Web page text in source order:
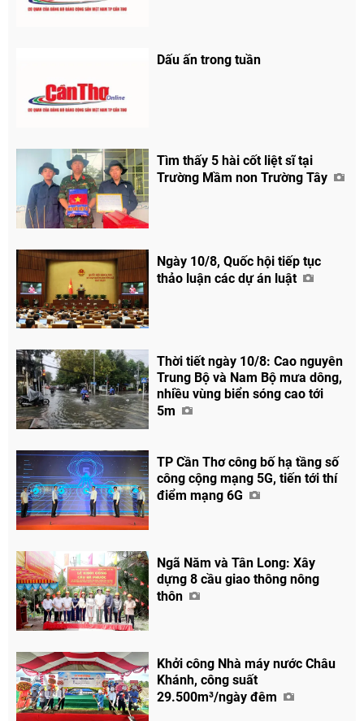
Dấu ấn trong tuần
Tìm thấy 5 hài cốt liệt sĩ tại
Trường Mầm non Trường Tây
Ngày 10/8, Quốc hội tiếp tục
thảo luận các dự án luật
Thời tiết ngày 10/8: Cao nguyên
Trung Bộ và Nam Bộ mưa dông,
nhiều vùng biển sóng cao tới
5m
TP Cần Thơ công bố hạ tầng số
công cộng mạng 5G, tiến tới thí
điểm mạng 6G
Ngã Năm và Tân Long: Xây
dựng 8 cầu giao thông nông
thôn
Khởi công Nhà máy nước Châu
Khánh, công suất
29.500m³/ngày đêm